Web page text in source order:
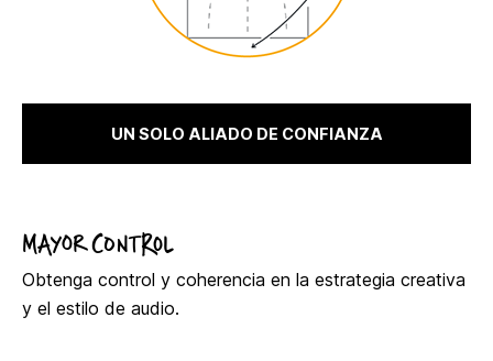
UN SOLO ALIADO DE CONFIANZA
MAYOR CONTROL
Obtenga control y coherencia en la estrategia creativa
y el estilo de audio.